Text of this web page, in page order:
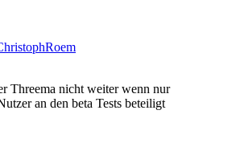
Threema nicht weiter wenn nur
an den beta Tests beteiligt